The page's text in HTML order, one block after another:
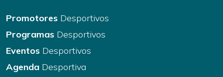
Promotores Desportivos
Programas Desportivos
Eventos Desportivos
Agenda Desportiva